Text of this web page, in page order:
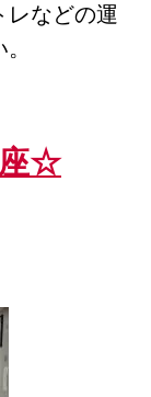
レなどの運
☆